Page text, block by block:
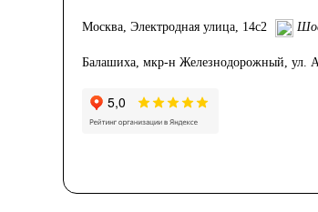
Москва, Электродная улица, 14с2
Балашиха, мкр-н Железнодорожный, ул.